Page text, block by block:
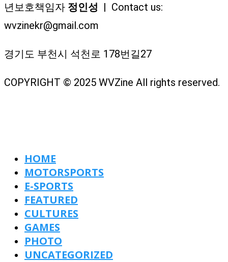
년보호책임자 정인성 | Contact us:
wvzinekr@gmail.com
경기도 부천시 석천로 178번길27
COPYRIGHT © 2025 WVZine All rights reserved.
HOME
MOTORSPORTS
E-SPORTS
FEATURED
CULTURES
GAMES
PHOTO
UNCATEGORIZED